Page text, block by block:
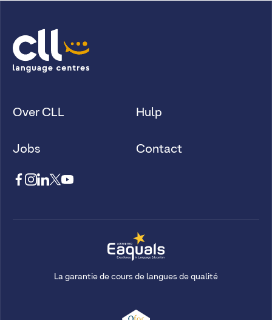
Over CLL
Jobs
Hulp
Contact
La garantie de cours de langues de qualité